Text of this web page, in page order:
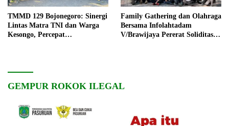
TMMD 129 Bojonegoro: Sinergi
Lintas Matra TNI dan Warga
Kesongo, Percepat
Family Gathering dan Olahraga
Bersama Infolahtadam
V/Brawijaya Pererat Soliditas
GEMPUR ROKOK ILEGAL